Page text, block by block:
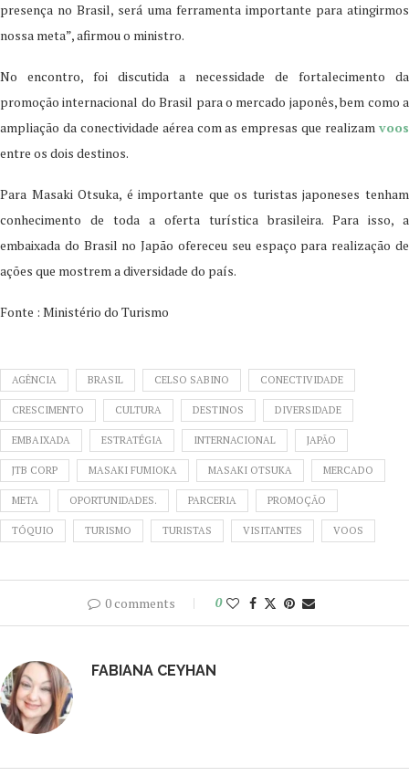
presença no Brasil, será uma ferramenta importante para atingirmos
nossa meta”, afirmou o ministro.
No encontro, foi discutida a necessidade de fortalecimento da
promoção internacional do Brasil para o mercado japonês, bem como a
ampliação da conectividade aérea com as empresas que realizam voos
entre os dois destinos.
Para Masaki Otsuka, é importante que os turistas japoneses tenham
conhecimento de toda a oferta turística brasileira. Para isso, a
embaixada do Brasil no Japão ofereceu seu espaço para realização de
ações que mostrem a diversidade do país.
Fonte : Ministério do Turismo
AGÊNCIA BRASIL CELSO SABINO CONECTIVIDADE
CRESCIMENTO CULTURA DESTINOS DIVERSIDADE
EMBAIXADA ESTRATÉGIA INTERNACIONAL JAPÃO
JTB CORP MASAKI FUMIOKA MASAKI OTSUKA MERCADO
META OPORTUNIDADES. PARCERIA PROMOÇÃO
TÓQUIO TURISMO TURISTAS VISITANTES VOOS
0 comments 0
FABIANA CEYHAN